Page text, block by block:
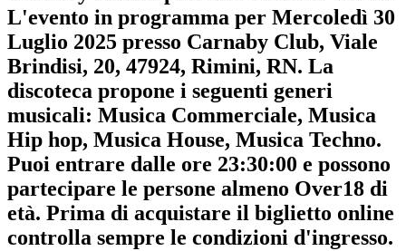
L'evento in programma per Mercoledì 30
Luglio 2025 presso Carnaby Club, Viale
Brindisi, 20, 47924, Rimini, RN. La
discoteca propone i seguenti generi
musicali: Musica Commerciale, Musica
Hip hop, Musica House, Musica Techno.
Puoi entrare dalle ore 23:30:00 e possono
partecipare le persone almeno Over18 di
età. Prima di acquistare il biglietto online
controlla sempre le condizioni d'ingresso.